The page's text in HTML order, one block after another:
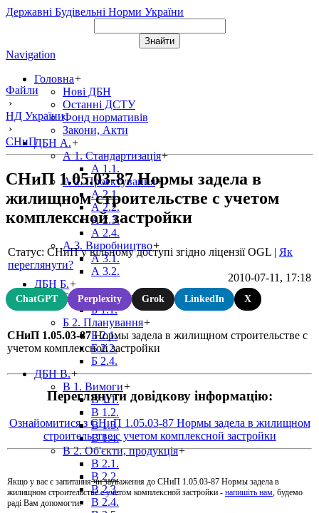
Державні Будівельні Норми України
Navigation
Головна+
Нові ДБН
Останні ДСТУ
Фонд нормативів
Закони, Акти
ДБН А.+
А 1. Стандартизація+
А 1.1.
А 2. Проектування+
А 2.1.
А 2.2.
А 2.3.
А 2.4.
А 3. Виробництво+
А 3.1.
А 3.2.
ДБН Б.+
Б 1. Містобудування+
Б 1.1.
Б 2. Планування+
Б 2.1.
Б 2.2.
Б 2.4.
ДБН В.+
В 1. Вимоги+
В 1.1.
В 1.2.
В 1.3.
В 1.4.
В 2. Об'єкти, продукція+
В 2.1.
В 2.2.
В 2.3.
В 2.4.
Файли
›
НД України
›
СНиП
СНиП 1.05.03-87 Нормы задела в
жилищном строительстве с учетом
комплексной застройки
Статус: СНиП у вільному доступі згідно ліцензії OGL | Як
переглянути?
2010-07-11, 17:18
ChatGPT Perplexity Grok LinkedIn X
СНиП 1.05.03-87Нормы задела в жилищном строительстве с
учетом комплексной застройки
Переглянути довідкову інформацію:
Ознайомитися з СНиП 1.05.03-87 Нормы задела в жилищном
строительстве с учетом комплексной застройки
Якщо у вас є запитання чи зауваження до СНиП 1.05.03-87 Нормы задела в
жилищном строительстве с учетом комплексной застройки - напишіть нам, будемо
раді Вам допомогти.